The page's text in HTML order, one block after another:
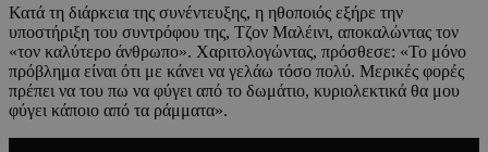
Κατά τη διάρκεια της συνέντευξης, η ηθοποιός εξήρε την
υποστήριξη του συντρόφου της, Τζον Μαλέινι, αποκαλώντας τον
«τον καλύτερο άνθρωπο». Χαριτολογώντας, πρόσθεσε: «Το μόνο
πρόβλημα είναι ότι με κάνει να γελάω τόσο πολύ. Μερικές φορές
πρέπει να του πω να φύγει από το δωμάτιο, κυριολεκτικά θα μου
φύγει κάποιο από τα ράμματα».